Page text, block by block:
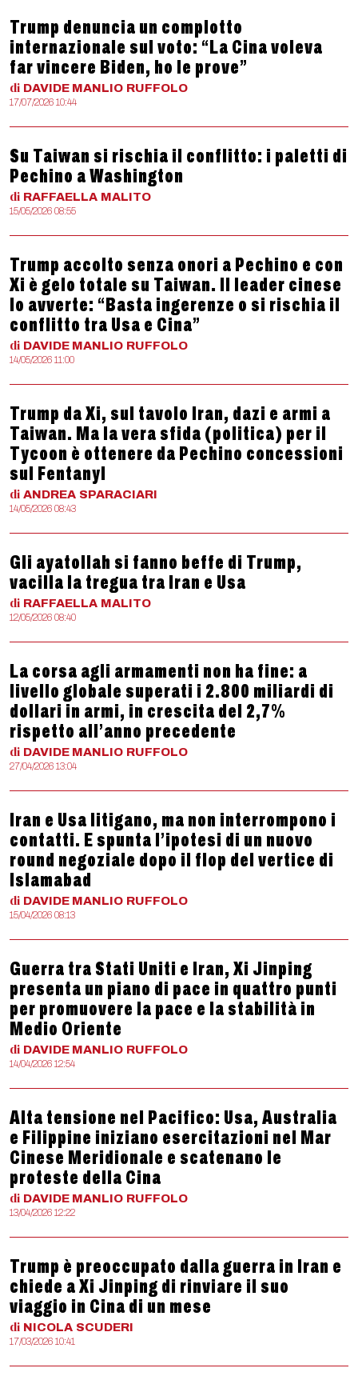
Trump denuncia un complotto
internazionale sul voto: “La Cina voleva
far vincere Biden, ho le prove”
di DAVIDE MANLIO RUFFOLO
17/07/2026 10:44
Su Taiwan si rischia il conflitto: i paletti di
Pechino a Washington
di RAFFAELLA MALITO
15/05/2026 08:55
Trump accolto senza onori a Pechino e con
Xi è gelo totale su Taiwan. Il leader cinese
lo avverte: “Basta ingerenze o si rischia il
conflitto tra Usa e Cina”
di DAVIDE MANLIO RUFFOLO
14/05/2026 11:00
Trump da Xi, sul tavolo Iran, dazi e armi a
Taiwan. Ma la vera sfida (politica) per il
Tycoon è ottenere da Pechino concessioni
sul Fentanyl
di ANDREA SPARACIARI
14/05/2026 08:43
Gli ayatollah si fanno beffe di Trump,
vacilla la tregua tra Iran e Usa
di RAFFAELLA MALITO
12/05/2026 08:40
La corsa agli armamenti non ha fine: a
livello globale superati i 2.800 miliardi di
dollari in armi, in crescita del 2,7%
rispetto all’anno precedente
di DAVIDE MANLIO RUFFOLO
27/04/2026 13:04
Iran e Usa litigano, ma non interrompono i
contatti. E spunta l’ipotesi di un nuovo
round negoziale dopo il flop del vertice di
Islamabad
di DAVIDE MANLIO RUFFOLO
15/04/2026 08:13
Guerra tra Stati Uniti e Iran, Xi Jinping
presenta un piano di pace in quattro punti
per promuovere la pace e la stabilità in
Medio Oriente
di DAVIDE MANLIO RUFFOLO
14/04/2026 12:54
Alta tensione nel Pacifico: Usa, Australia
e Filippine iniziano esercitazioni nel Mar
Cinese Meridionale e scatenano le
proteste della Cina
di DAVIDE MANLIO RUFFOLO
13/04/2026 12:22
Trump è preoccupato dalla guerra in Iran e
chiede a Xi Jinping di rinviare il suo
viaggio in Cina di un mese
di NICOLA SCUDERI
17/03/2026 10:41